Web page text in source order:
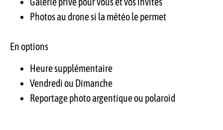
Photos au drone si la météo le permet
En options
Heure supplémentaire
Vendredi ou Dimanche
Reportage photo argentique ou polaroïd